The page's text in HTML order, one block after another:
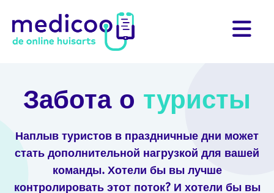
Забота о туристы
Наплыв туристов в праздничные дни может
стать дополнительной нагрузкой для вашей
команды. Хотели бы вы лучше
контролировать этот поток? И хотели бы вы